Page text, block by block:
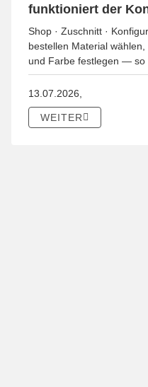
funktioniert der
Shop · Zuschnitt ·
bestellen Material
und Farbe festlegen — so
13.07.2026,
WEITER